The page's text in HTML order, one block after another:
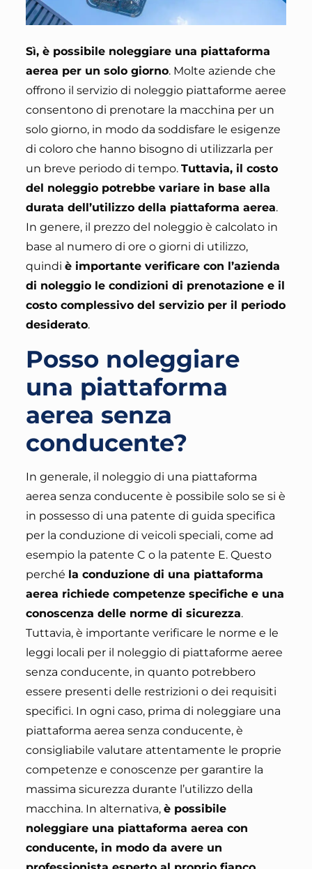
Sì, è possibile noleggiare una piattaforma
aerea per un solo giorno. Molte aziende che
offrono il servizio di noleggio piattaforme aeree
consentono di prenotare la macchina per un
solo giorno, in modo da soddisfare le esigenze
di coloro che hanno bisogno di utilizzarla per
un breve periodo di tempo. Tuttavia, il costo
del noleggio potrebbe variare in base alla
durata dell’utilizzo della piattaforma aerea.
In genere, il prezzo del noleggio è calcolato in
base al numero di ore o giorni di utilizzo,
quindi è importante verificare con l’azienda
di noleggio le condizioni di prenotazione e il
costo complessivo del servizio per il periodo
desiderato.
Posso noleggiare
una piattaforma
aerea senza
conducente?
In generale, il noleggio di una piattaforma
aerea senza conducente è possibile solo se si è
in possesso di una patente di guida specifica
per la conduzione di veicoli speciali, come ad
esempio la patente C o la patente E. Questo
perché la conduzione di una piattaforma
aerea richiede competenze specifiche e una
conoscenza delle norme di sicurezza.
Tuttavia, è importante verificare le norme e le
leggi locali per il noleggio di piattaforme aeree
senza conducente, in quanto potrebbero
essere presenti delle restrizioni o dei requisiti
specifici. In ogni caso, prima di noleggiare una
piattaforma aerea senza conducente, è
consigliabile valutare attentamente le proprie
competenze e conoscenze per garantire la
massima sicurezza durante l’utilizzo della
macchina. In alternativa, è possibile
noleggiare una piattaforma aerea con
conducente, in modo da avere un